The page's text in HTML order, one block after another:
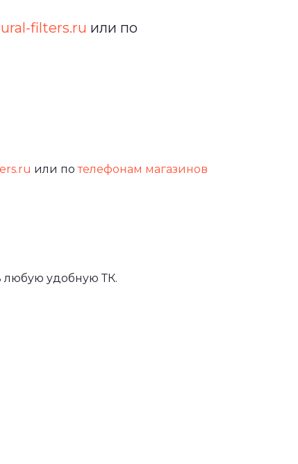
filters.ru или по
или потелефонам магазинов
любую удобную ТК.